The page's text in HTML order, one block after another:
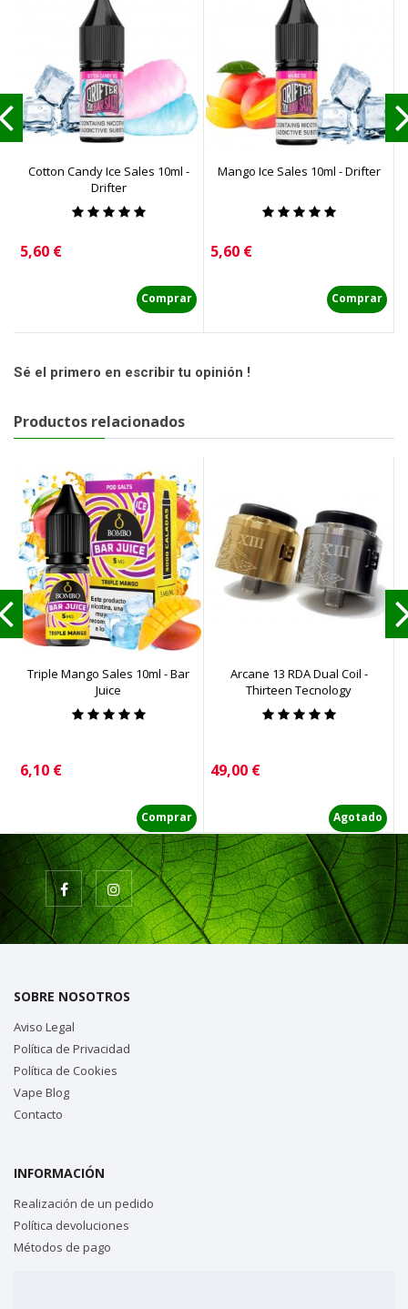
Cotton Candy Ice Sales 10ml -
Drifter
Precio
5,60 €
Comprar
Mango Ice Sales 10ml - Drifter
Precio
5,60 €
Comprar
Sé el primero en escribir tu opinión !
Productos relacionados
Triple Mango Sales 10ml - Bar
Juice
Precio
6,10 €
Comprar
Arcane 13 RDA Dual Coil -
Thirteen Tecnology
Precio
49,00 €
Agotado
SOBRE NOSOTROS
Aviso Legal
Política de Privacidad
Política de Cookies
Vape Blog
Contacto
INFORMACIÓN
Realización de un pedido
Política devoluciones
Métodos de pago